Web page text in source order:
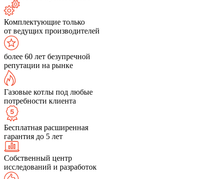
Комплектующие только
от ведущих производителей
более 60 лет безупречной
репутации на рынке
Газовые котлы под любые
потребности клиента
Бесплатная расширенная
гарантия до 5 лет
Собственный центр
исследований и разработок